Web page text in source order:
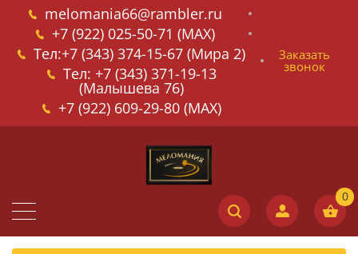
melomania66@rambler.ru
+7 (922) 025-50-71 (MAX)
Тел:+7 (343) 374-15-67 (Мира 2)
Тел: +7 (343) 371-19-13
(Малышева 76)
+7 (922) 609-29-80 (MAX)
Заказать
звонок